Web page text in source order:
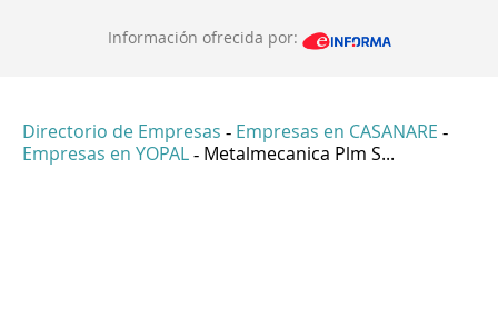
Información ofrecida por:
Directorio de Empresas - Empresas en CASANARE -
Empresas en YOPAL - Metalmecanica Plm S...